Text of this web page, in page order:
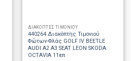
ΔΙΑΚΟΠΤΕΣ ΤΙΜΟΝΙΟΥ
440264 Διακόπτης Τιμονιού
Φώτων-Φλάς GOLF IV BEETLE
AUDI A2 A3 SEAT LEON SKODA
OCTAVIA 11επ